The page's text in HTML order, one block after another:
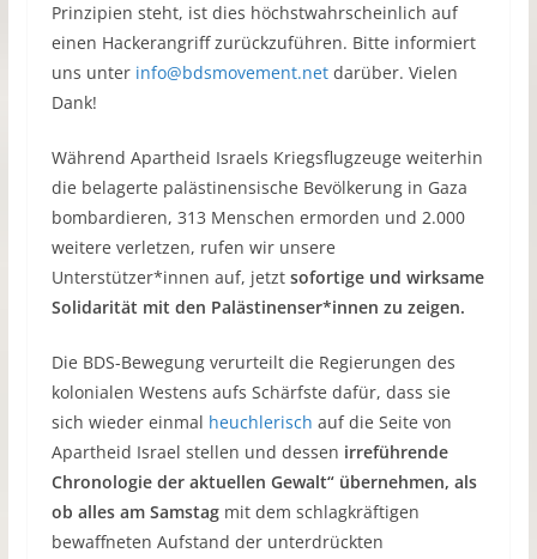
Prinzipien steht, ist dies höchstwahrscheinlich auf
einen Hackerangriff zurückzuführen. Bitte informiert
uns unter info@bdsmovement.netdarüber. Vielen
Dank!
Während Apartheid Israels Kriegsflugzeuge weiterhin
die belagerte palästinensische Bevölkerung in Gaza
bombardieren, 313 Menschen ermorden und 2.000
weitere verletzen, rufen wir unsere
Unterstützer*innen auf, jetzt sofortige und wirksame
Solidarität mit den Palästinenser*innen zu zeigen.
Die BDS-Bewegung verurteilt die Regierungen des
kolonialen Westens aufs Schärfste dafür, dass sie
sich wieder einmal heuchlerisch auf die Seite von
Apartheid Israel stellen und dessen irreführende
Chronologie der aktuellen Gewalt“ übernehmen, als
ob alles am Samstagmit dem schlagkräftigen
bewaffneten Aufstand der unterdrückten